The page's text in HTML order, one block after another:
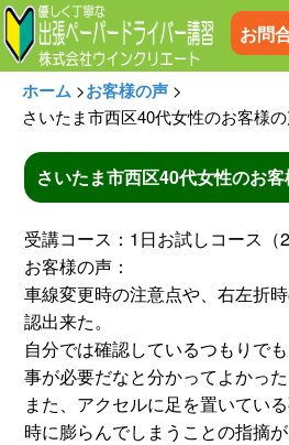
お問
ホーム
プログラム
お客様の声
よくある質問
ホーム >お客様の声 >
さいたま市西区40代女性のお客様
さいたま市西区40代女性のお
受講コース：1日お試しコース（2
お客様の声：
車線変更時の注意点や、右左折
認出来た。
自分では確認しているつもりで
事が必要だなと分かってよかった
また、アクセルに足を置いてい
時に膨らんでしまうことの指摘